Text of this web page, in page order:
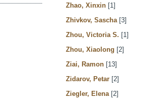
Zhao, Xinxin [1]
Zhivkov, Sascha [3]
Zhou, Victoria S. [1]
Zhou, Xiaolong [2]
Ziai, Ramon [13]
Zidarov, Petar [2]
Ziegler, Elena [2]